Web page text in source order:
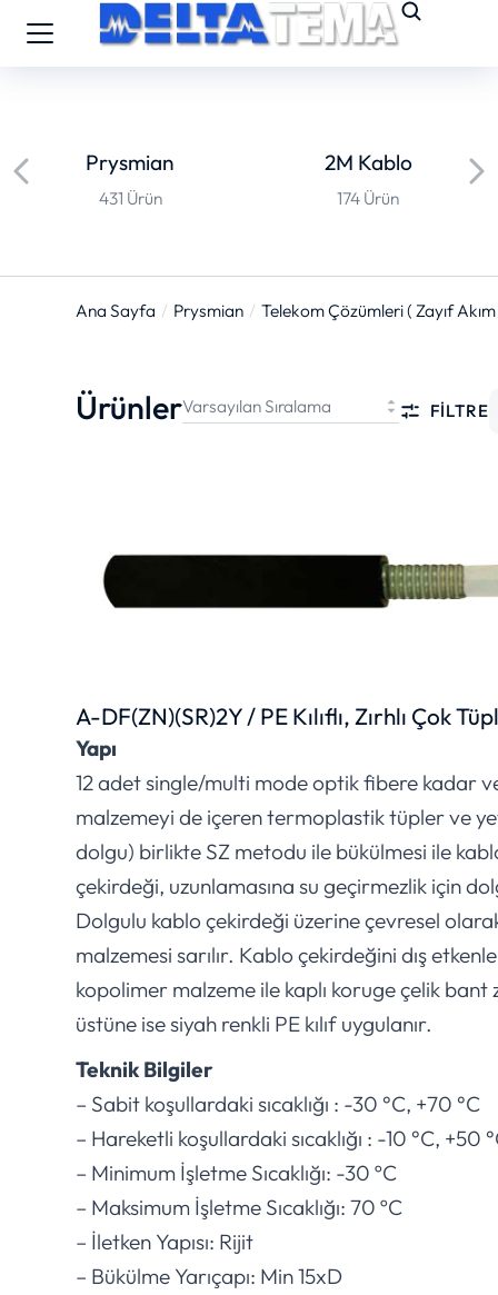
Prysmian
431 Ürün
2M Kablo
174 Ürün
You are here:
Ana Sayfa Prysmian Telekom Çözümleri ( Zayıf
Ürünler FILTRE
A-DF(ZN)(SR)2Y / PE Kılıflı, Zırhlı Çok
Yapı
12 adet single/multi mode optik fibere kadar
malzemeyi de içeren termoplastik tüpler ve
dolgu) birlikte SZ metodu ile bükülmesi ile
çekirdeği, uzunlamasına su geçirmezlik için
Dolgulu kablo çekirdeği üzerine çevresel
malzemesi sarılır. Kablo çekirdeğini dış
kopolimer malzeme ile kaplı koruge çelik bant
üstüne ise siyah renkli PE kılıf uygulanır.
Teknik Bilgiler
– Sabit koşullardaki sıcaklığı : -30 °C, +70 °C
– Hareketli koşullardaki sıcaklığı : -10 °C, +50
– Minimum İşletme Sıcaklığı: -30 ºC
– Maksimum İşletme Sıcaklığı: 70 ºC
– İletken Yapısı: Rijit
– Bükülme Yarıçapı: Min 15xD